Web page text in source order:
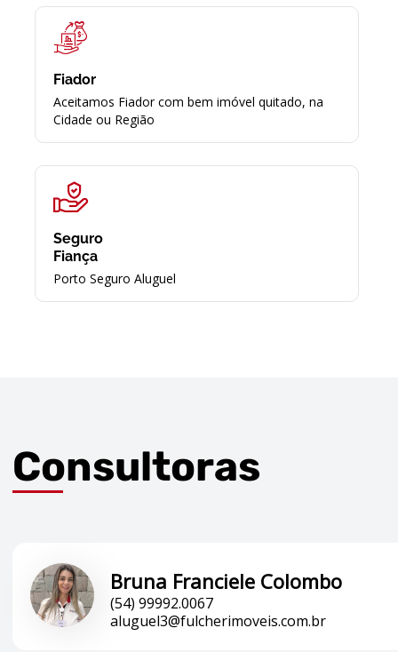
Fiador
Aceitamos Fiador com bem imóvel quitado, na
Cidade ou Região
Seguro
Fiança
Porto Seguro Aluguel
Consultoras
Bruna Franciele Colombo
(54) 99992.0067
aluguel3@fulcherimoveis.com.br